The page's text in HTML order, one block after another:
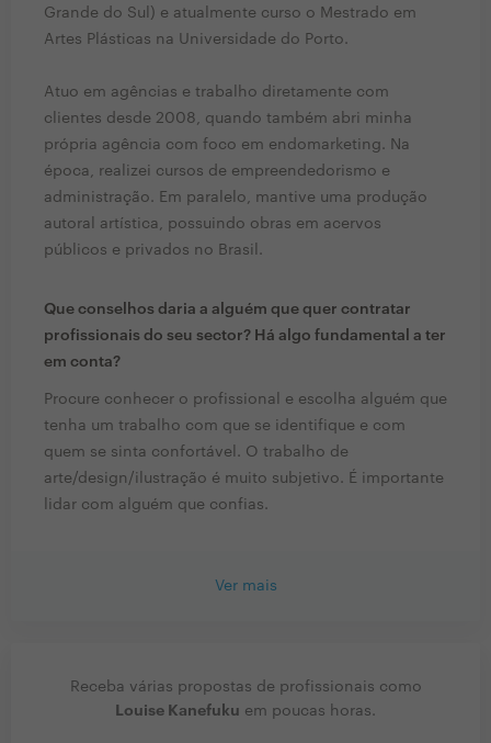
Grande do Sul) e atualmente curso o Mestrado em
Artes Plásticas na Universidade do Porto.
Atuo em agências e trabalho diretamente com
clientes desde 2008, quando também abri minha
própria agência com foco em endomarketing. Na
época, realizei cursos de empreendedorismo e
administração. Em paralelo, mantive uma produção
autoral artística, possuindo obras em acervos
públicos e privados no Brasil.
Que conselhos daria a alguém que quer contratar
profissionais do seu sector? Há algo fundamental a ter
em conta?
Procure conhecer o profissional e escolha alguém que
tenha um trabalho com que se identifique e com
quem se sinta confortável. O trabalho de
arte/design/ilustração é muito subjetivo. É importante
lidar com alguém que confias.
Ver mais
Receba várias propostas de profissionais como
Louise Kanefuku em poucas horas.